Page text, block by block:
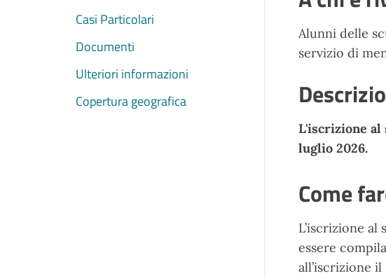
Casi Particolari
Documenti
Ulteriori informazioni
Copertura geografica
Alunni delle
servizio di
L'iscrizione al
luglio 2026.
Come
L’iscrizione
essere
all’iscrizione